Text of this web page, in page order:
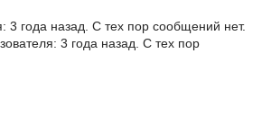
3 года назад. С тех пор сообщений нет.
3 года назад. С тех пор